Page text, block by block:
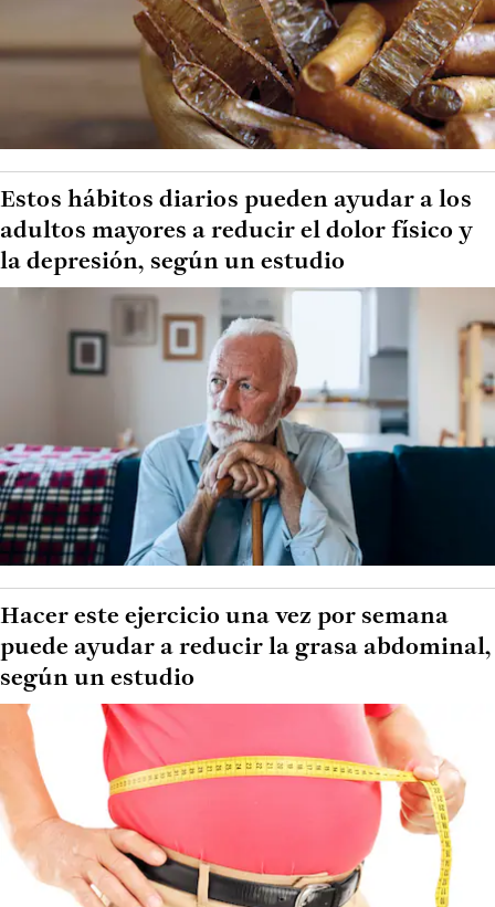
Estos hábitos diarios pueden ayudar a los
adultos mayores a reducir el dolor físico y
la depresión, según un estudio
Hacer este ejercicio una vez por semana
puede ayudar a reducir la grasa abdominal,
según un estudio